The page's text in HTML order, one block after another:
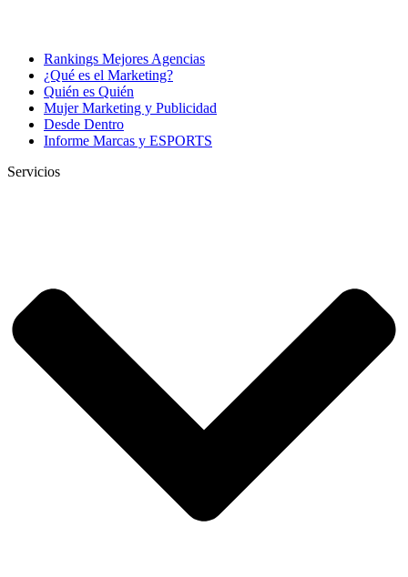
Rankings Mejores Agencias
¿Qué es el Marketing?
Quién es Quién
Mujer Marketing y Publicidad
Desde Dentro
Informe Marcas y ESPORTS
Servicios